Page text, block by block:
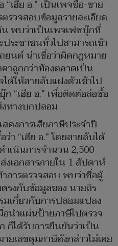
เฮีย อ.” เป็นเพจซื้อ-ขาย
วจสอบข้อมูลรายละเอียด
น พบว่าเป็นเพจเฟซบุ๊กที่
ระชาชนทั่วไปสามารถเข้า
ยนต์ น่าเชื่อว่าผิดกฎหมาย
าถูกกว่าท้องตลาดเป็น
ด้ให้สายลับแฝงตัวเข้าไป
“เฮีย อ.” เพื่อติดต่อล่อซื้อ
งทางบกปลอม
ดงการเสียภาษีประจำปี
“เฮีย อ.” โดยสายลับได้
เนินการจำนวน 2,500
เอกสารภายใน 1 สัปดาห์
การตรวจสอบ พบว่าชื่อผู้
รงกับข้อมูลของ นายถิร
เกี่ยวกับการปลอมแปลง
อนำแผ่นป้ายภาษีไปตรวจ
ก็ได้รับการยืนยันว่าเป็น
ยเลขคุมภาษีดังกล่าวไม่เคย